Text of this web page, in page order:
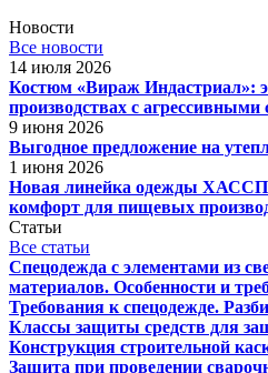
Новости
Все новости
14 июля 2026
Костюм «Вираж Индастриал»:
производствах с агрессивными
9 июня 2026
Выгодное предложение на
1 июня 2026
Новая линейка одежды
комфорт для пищевых
Статьи
Все статьи
Спецодежда с элементами из
материалов. Особенности и
Требования к спецодежде.
Классы защиты средств для
Конструкция строительной
Защита при проведении